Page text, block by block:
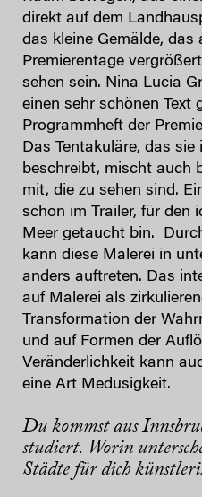
direkt auf dem
das kleine Gemälde, das
Premierentage
sehen sein. Nina Lucia
einen sehr schönen Text
Programmheft der
Das Tentakuläre, das sie
beschreibt, mischt auch
mit, die zu sehen sind.
schon im Trailer, für den
Meer getaucht bin.
kann diese Malerei in
anders auftreten. Das
auf Malerei als
Transformation der
und auf Formen der
Veränderlichkeit kann
eine Art Medusigkeit.
Du kommst aus
studiert. Worin
Städte für dich